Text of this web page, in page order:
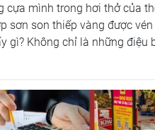
cựa mình trong hơi thở của
sơn son thiếp vàng được vén
gì? Không chỉ là những điệu